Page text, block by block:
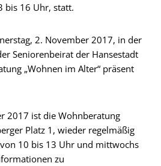
bis 16 Uhr, statt.
2. November 2017, in der
Seniorenbeirat der Hansestadt
„Wohnen im Alter“ präsent
2017 ist die Wohnberatung
Platz 1, wieder regelmäßig
10 bis 13 Uhr und mittwochs
zu